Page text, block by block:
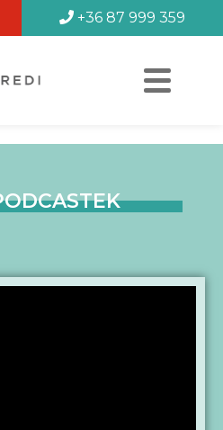
+36 87 999 359